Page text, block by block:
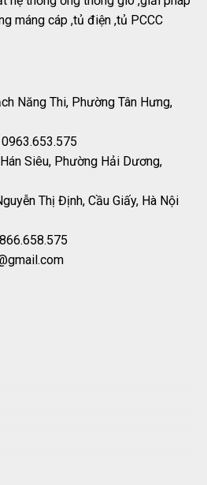
máng cáp ,tủ điện ,tủ PCCC
Năng Thi, Phường Tân Hưng,
Siêu, Phường Hải Dương,
Thị Định, Cầu Giấy, Hà Nội